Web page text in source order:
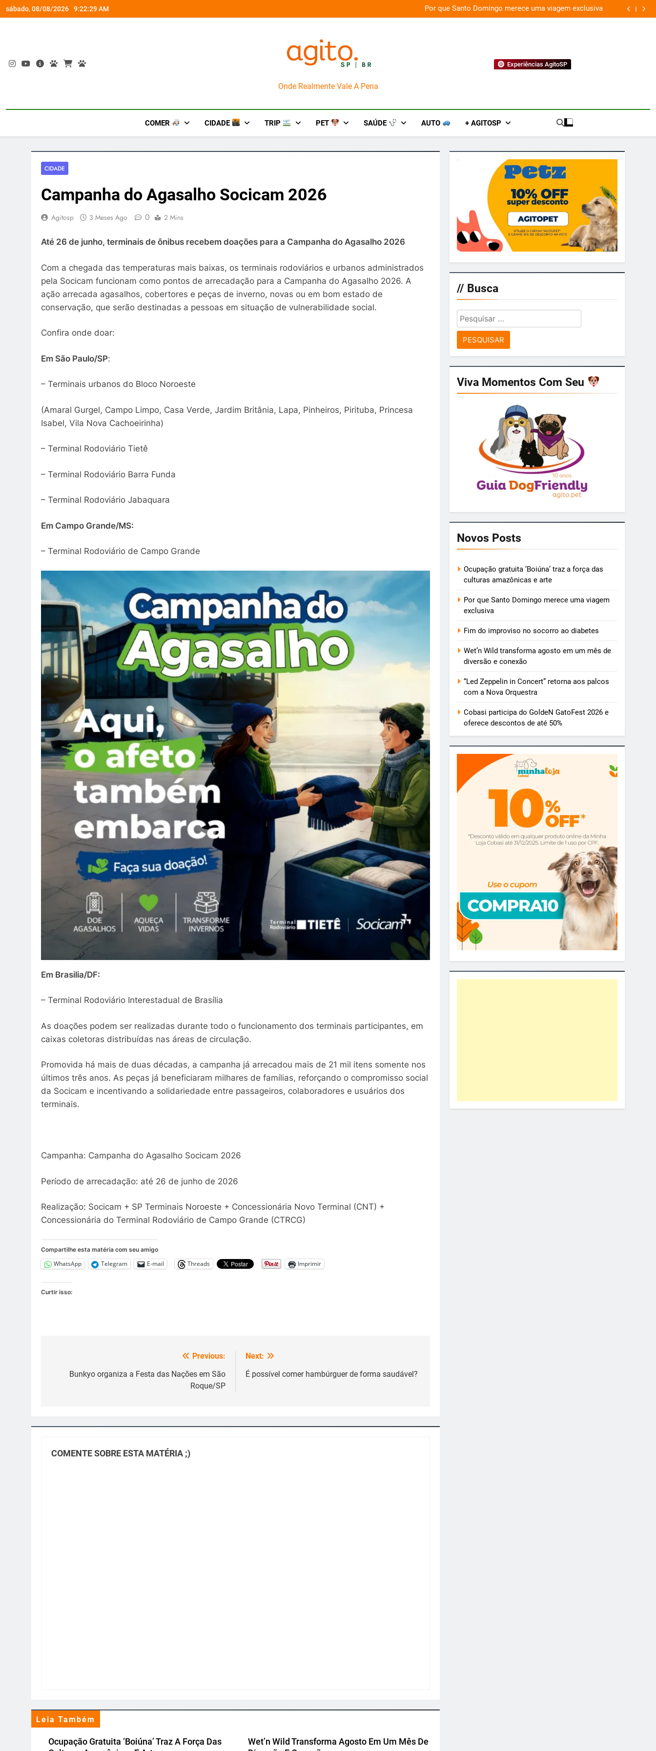
Skip
to
sábado, 08/08/2026 9:22:30 AM
amazônicas e arte Fim do improviso no socorro ao diabetes
AgitoSP
Onde Realmente Vale A Pena
Experiências AgitoSP
COMER CIDADE TRIP PET SAÚDE AUTO + AGITOSP
CIDADE
Campanha do Agasalho Socicam 2026
Agitosp 3 Meses Ago 0 2 Mins
Até 26 de junho, terminais de ônibus recebem doações para a Campanha do Agasalho 2026
Com a chegada das temperaturas mais baixas, os terminais rodoviários e urbanos administrados
pela Socicam funcionam como pontos de arrecadação para a Campanha do Agasalho 2026. A
ação arrecada agasalhos, cobertores e peças de inverno, novas ou em bom estado de
conservação, que serão destinadas a pessoas em situação de vulnerabilidade social.
Confira onde doar:
Em São Paulo/SP:
– Terminais urbanos do Bloco Noroeste
(Amaral Gurgel, Campo Limpo, Casa Verde, Jardim Britânia, Lapa, Pinheiros, Pirituba, Princesa
Isabel, Vila Nova Cachoeirinha)
– Terminal Rodoviário Tietê
– Terminal Rodoviário Barra Funda
– Terminal Rodoviário Jabaquara
Em Campo Grande/MS:
– Terminal Rodoviário de Campo Grande
Em Brasilia/DF:
– Terminal Rodoviário Interestadual de Brasília
As doações podem ser realizadas durante todo o funcionamento dos terminais participantes, em
caixas coletoras distribuídas nas áreas de circulação.
Promovida há mais de duas décadas, a campanha já arrecadou mais de 21 mil itens somente nos
últimos três anos. As peças já beneficiaram milhares de famílias, reforçando o compromisso social
da Socicam e incentivando a solidariedade entre passageiros, colaboradores e usuários dos
terminais.
Campanha: Campanha do Agasalho Socicam 2026
Período de arrecadação: até 26 de junho de 2026
Realização: Socicam + SP Terminais Noroeste + Concessionária Novo Terminal (CNT) +
Concessionária do Terminal Rodoviário de Campo Grande (CTRCG)
Compartilhe esta matéria com seu amigo
WhatsApp Telegram E-mail Threads Imprimir
Curtir isso:
Previous:
Bunkyo organiza a Festa das Nações em São
Roque/SP
Next:
É possível comer hambúrguer de forma saudável?
COMENTE SOBRE ESTA MATÉRIA ;)
Leia Também
Ocupação Gratuita ‘Boiúna’ Traz A Força Das
Wet’n Wild Transforma Agosto Em Um Mês De
// Busca
Pesquisar
por:
Viva Momentos Com Seu
Novos Posts
Ocupação gratuita ‘Boiúna’ traz a força das
culturas amazônicas e arte
Por que Santo Domingo merece uma viagem
exclusiva
Fim do improviso no socorro ao diabetes
Wet’n Wild transforma agosto em um mês de
diversão e conexão
“Led Zeppelin in Concert” retorna aos palcos
com a Nova Orquestra
Cobasi participa do GoldeN GatoFest 2026 e
oferece descontos de até 50%